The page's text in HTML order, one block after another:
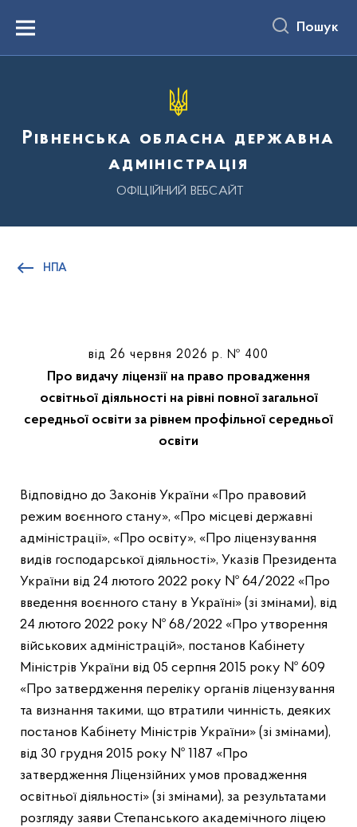
вмістуMenu Пошук
Рівненська обласна державна
адміністрація
ОФІЦІЙНИЙ ВЕБСАЙТ
НПА
від 26 червня 2026 р. № 400
Про видачу ліцензії на право провадження
освітньої діяльності на рівні повної загальної
середньої освіти за рівнем профільної середньої
освіти
Відповідно до Законів України «Про правовий
режим воєнного стану», «Про місцеві державні
адміністрації», «Про освіту», «Про ліцензування
видів господарської діяльності», Указів Президента
України від 24 лютого 2022 року № 64/2022 «Про
введення воєнного стану в Україні» (зі змінами), від
24 лютого 2022 року № 68/2022 «Про утворення
військових адміністрацій», постанов Кабінету
Міністрів України від 05 серпня 2015 року № 609
«Про затвердження переліку органів ліцензування
та визнання такими, що втратили чинність, деяких
постанов Кабінету Міністрів України» (зі змінами),
від 30 грудня 2015 року № 1187 «Про
затвердження Ліцензійних умов провадження
освітньої діяльності» (зі змінами), за результатами
розгляду заяви Степанського академічного ліцею